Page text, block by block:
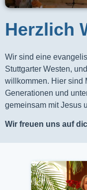
Herzlich
Wir sind eine
Stuttgarter Westen,
willkommen. Hier sind
Generationen und
gemeinsam mit Jesus
Wir freuen uns auf